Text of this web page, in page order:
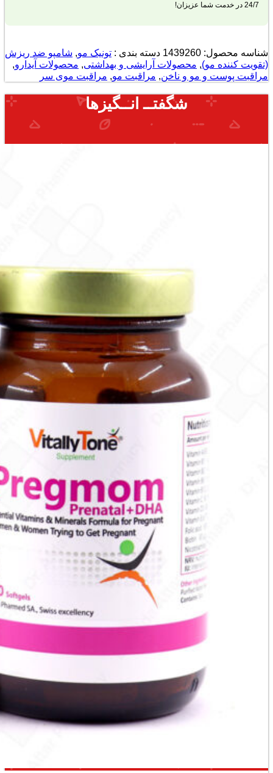
24/7 در خدمت شما عزیزان!
شناسه محصول: 1439260 دسته بندی : تونیک مو, شامپو ضد ریزش
(تقویت کننده مو), محصولات آرایشی و بهداشتی, محصولات آیدارو,
مراقبت پوست و مو و ناخن, مراقبت مو, مراقبت موی سر
شگفتــ انــگیزها